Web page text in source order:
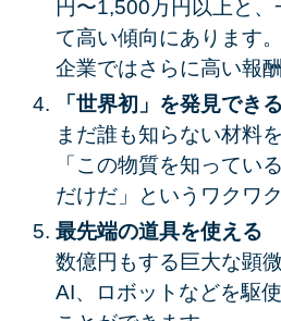
円〜1,500万円以上と
て高い傾向にあります
企業ではさらに高い報
「世界初」を発見できる
まだ誰も知らない材料
「この物質を知ってい
だけだ」というワクワ
最先端の道具を使える
数億円もする巨大な顕
AI、ロボットなどを駆